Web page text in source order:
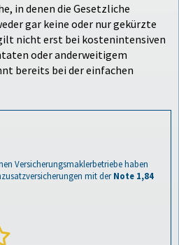
in denen die Gesetzliche
gar keine oder nur gekürzte
nicht erst bei kostenintensiven
oder anderweitigem
bereits bei der einfachen
Versicherungsmaklerbetriebe haben
mit derNote 1,84